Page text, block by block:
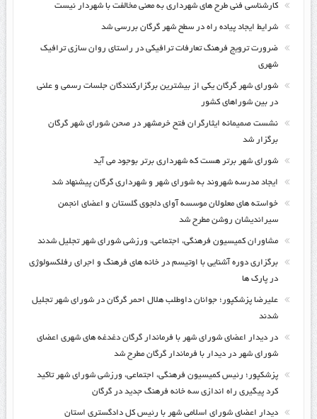
کارشناسی فنی طرح های شهرداری به معنی مخالفت با شهردار نیست
شرایط ایجاد پیاده راه در سطح شهر گرگان بررسی شد
ضرورت ترویج فرهنگ تعارفات ترافیکی در راستای روان سازی ترافیک
شهری
شورای شهر گرگان یکی از بیشترین برگزارکنندگان جلسات رسمی و علنی
در بین شوراهای کشور
نشست صمیمانه ایثارگران فتح خرمشهر در صحن شورای شهر گرگان
برگزار شد
شورای شهر برتر هست که شهرداری برتر بوجود می آید
ایجاد مدرسه شهروند به شورای شهر و شهرداری گرگان پیشنهاد شد
خواسته های معلولان موسسه آوای دلجوی گلستان و اعضای انجمن
سیراندیشان روشن مطرح شد
مشاوران کمیسیون فرهنگی، اجتماعی، ورزشی شورای شهر تجلیل شدند
برگزاری دوره آشنایی با اوتیسم در خانه های فرهنگ و اجرای رفلکسولوژی
در پارک ها
علیرضا پزشکپور؛ جوانان داوطلب هلال احمر گرگان در شورای شهر تجلیل
شدند
در دیدار اعضای شورای شهر با فرماندار گرگان دغدغه های شهری اعضای
شورای شهر در دیدار با فرماندار گرگان مطرح شد
پزشکپور؛ رئیس کمیسیون فرهنگی، اجتماعی، ورزشی شورای شهر تاکید
کرد پیگیری راه اندازی سه خانه فرهنگ جدید در گرگان
دیدار اعضای شورای اسلامی شهر با رئیس کل دادگستری استان